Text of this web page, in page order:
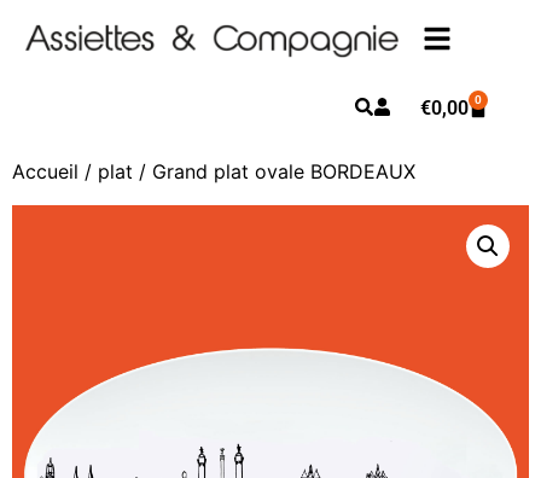
€0,00 0
Accueil / plat / Grand plat ovale BORDEAUX